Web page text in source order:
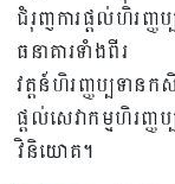
ជំរុញការផ្តល់ហិរ
ធនាគារទាំងពីរ
វត្តន៍ហិរញ្ញប្បទានក
ផ្តល់សេវាកម្មហិ
វិនិយោគ។